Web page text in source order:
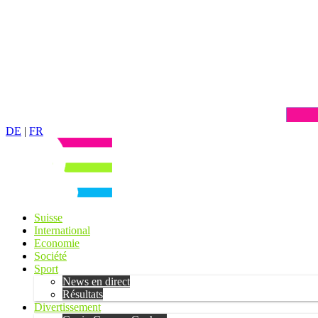
DE | FR
Suisse
International
Economie
Société
Sport
News en direct
Résultats
Divertissement